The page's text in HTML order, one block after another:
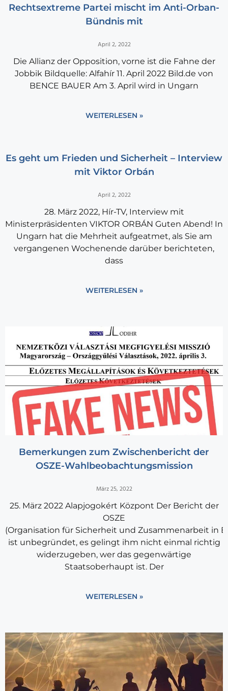
Rechtsextreme Partei mischt im Anti-Orban-
Bündnis mit
April 2, 2022
Die Allianz der Opposition, vorne ist die Fahne der
Jobbik Bildquelle: Alfahír 11. April 2022 Bild.de von
BENCE BAUER Am 3. April wird in Ungarn
WEITERLESEN »
Es geht um Frieden und Sicherheit – Interview
mit Viktor Orbán
April 2, 2022
28. März 2022, Hír-TV, Interview mit
Ministerpräsidenten VIKTOR ORBÁN Guten Abend! In
Ungarn hat die Mehrheit aufgeatmet, als Sie am
vergangenen Wochenende darüber berichteten,
dass
WEITERLESEN »
Bemerkungen zum Zwischenbericht der
OSZE-Wahlbeobachtungsmission
März 25, 2022
25. März 2022 Alapjogokért Központ Der Bericht der
OSZE
(Organisation für Sicherheit und Zusammenarbeit in
ist unbegründet, es gelingt ihm nicht einmal richtig
widerzugeben, wer das gegenwärtige
Staatsoberhaupt ist. Der
WEITERLESEN »